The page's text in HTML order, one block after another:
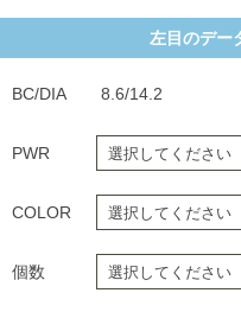
左目のデー
BC/DIA 8.6/14.2
PWR
COLOR
個数